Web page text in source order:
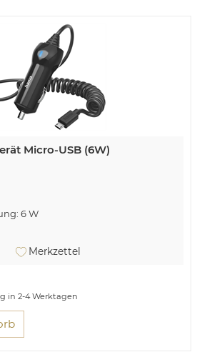
Micro-USB (6W)
6 W
Merkzettel
in 2-4 Werktagen